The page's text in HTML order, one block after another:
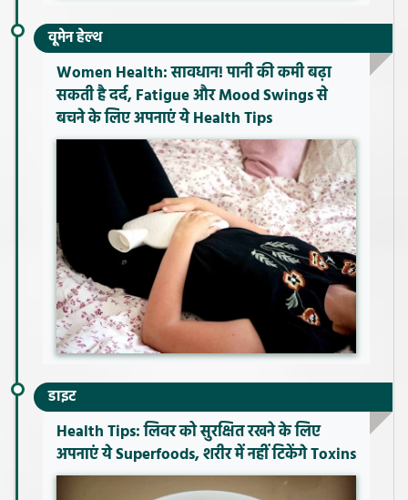
वूमेन हेल्थ
Women Health: सावधान! पानी की कमी बढ़ा
सकती है दर्द, Fatigue और Mood Swings से
बचने के लिए अपनाएं ये Health Tips
डाइट
Health Tips: लिवर को सुरक्षित रखने के लिए
अपनाएं ये Superfoods, शरीर में नहीं टिकेंगे Toxins